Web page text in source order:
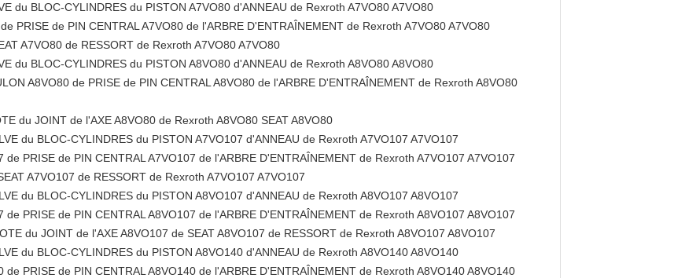
du BLOC-CYLINDRES du PISTON A7VO80 d'ANNEAU de Rexroth A7VO80 A7VO80
PRISE de PIN CENTRAL A7VO80 de l'ARBRE D'ENTRAÎNEMENT de Rexroth A7VO80 A7VO80
A7VO80 de RESSORT de Rexroth A7VO80 A7VO80
du BLOC-CYLINDRES du PISTON A8VO80 d'ANNEAU de Rexroth A8VO80 A8VO80
A8VO80 de PRISE de PIN CENTRAL A8VO80 de l'ARBRE D'ENTRAÎNEMENT de Rexroth A8VO80
du JOINT de l'AXE A8VO80 de Rexroth A8VO80 SEAT A8VO80
du BLOC-CYLINDRES du PISTON A7VO107 d'ANNEAU de Rexroth A7VO107 A7VO107
PRISE de PIN CENTRAL A7VO107 de l'ARBRE D'ENTRAÎNEMENT de Rexroth A7VO107 A7VO107
A7VO107 de RESSORT de Rexroth A7VO107 A7VO107
du BLOC-CYLINDRES du PISTON A8VO107 d'ANNEAU de Rexroth A8VO107 A8VO107
PRISE de PIN CENTRAL A8VO107 de l'ARBRE D'ENTRAÎNEMENT de Rexroth A8VO107 A8VO107
du JOINT de l'AXE A8VO107 de SEAT A8VO107 de RESSORT de Rexroth A8VO107 A8VO107
du BLOC-CYLINDRES du PISTON A8VO140 d'ANNEAU de Rexroth A8VO140 A8VO140
PRISE de PIN CENTRAL A8VO140 de l'ARBRE D'ENTRAÎNEMENT de Rexroth A8VO140 A8VO140